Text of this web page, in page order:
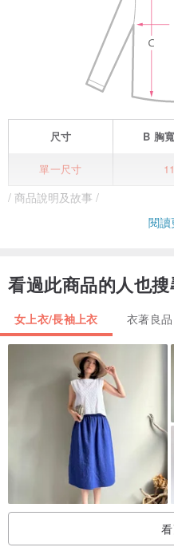
尺寸 B 胸寬
單一尺寸
/ 商品說明及故事 /
平和的白色也有一股率性
時而晴朗，時而涼風陣陣的天氣
再適合不過了
▲Model身高160CM 體重42KG
▲材質:100%棉
▲顏色：藕灰 咖啡
閱讀
看過此商品的人也搜
女上衣/長袖上衣 衣著良品